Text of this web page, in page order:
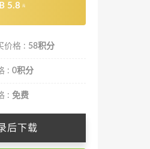
5.8 元
价格 : 58积分
: 0积分
: 免费
后下载